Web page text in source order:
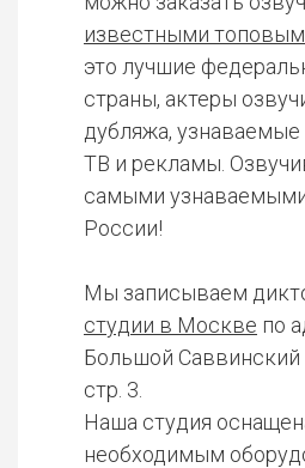
известными
это лучшие
страны, актеры
дубляжа, узнаваемые
ТВ и рекламы.
самыми
России!
Мы записываем
студии в Москве по
Большой Саввинский
стр. 3.
Наша студия
необходимым